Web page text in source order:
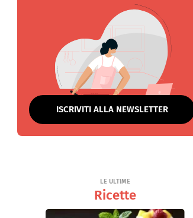
ISCRIVITI ALLA NEWSLETTER
LE ULTIME
Ricette